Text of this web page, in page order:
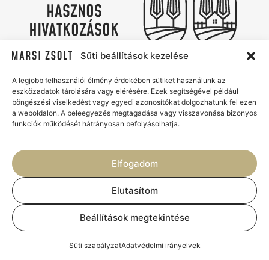
Süti beállítások kezelése
A legjobb felhasználói élmény érdekében sütiket használunk az
eszközadatok tárolására vagy elérésére. Ezek segítségével például
böngészési viselkedést vagy egyedi azonosítókat dolgozhatunk fel ezen
a weboldalon. A beleegyezés megtagadása vagy visszavonása bizonyos
funkciók működését hátrányosan befolyásolhatja.
Elfogadom
Elutasítom
Beállítások megtekintése
Süti szabályzatAdatvédelmi irányelvek
HASZNOS
HIVATKOZÁSOK
Süti szabályzat
Marsi Zsolt Catering & Az Udvar
Élmények, ízek és gondtalan
vendéglátás
© 2026 - MARSI ZSOLT
CATERING & AZ UDVAR. MINDEN
JOG FENNTARTVA.